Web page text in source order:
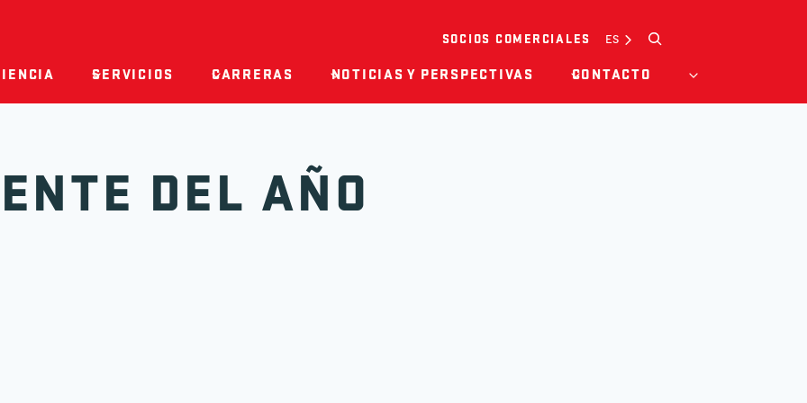
SOCIOS COMERCIALES ESBuscar
SERVICIOS CARRERAS NOTICIAS Y PERSPECTIVAS CONTACTO
DEL AÑO